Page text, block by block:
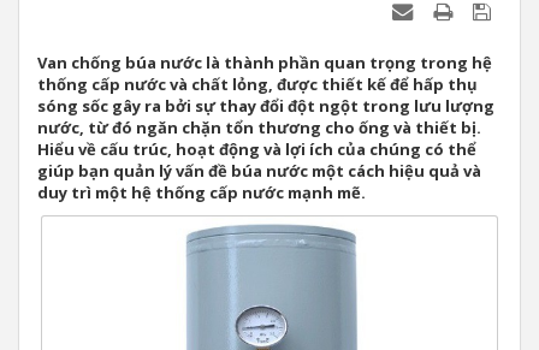
Van chống búa nước là thành phần quan trọng trong hệ
thống cấp nước và chất lỏng, được thiết kế để hấp thụ
sóng sốc gây ra bởi sự thay đổi đột ngột trong lưu lượng
nước, từ đó ngăn chặn tổn thương cho ống và thiết bị.
Hiểu về cấu trúc, hoạt động và lợi ích của chúng có thể
giúp bạn quản lý vấn đề búa nước một cách hiệu quả và
duy trì một hệ thống cấp nước mạnh mẽ.